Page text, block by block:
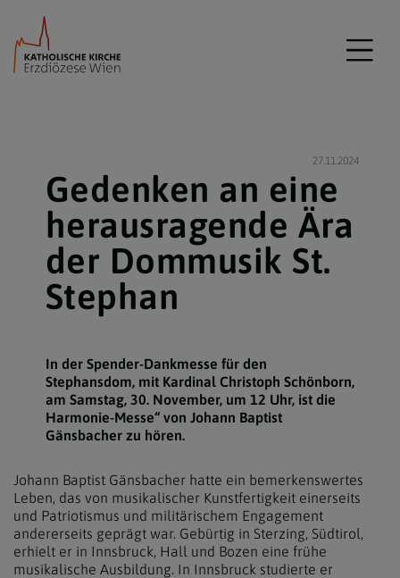
27.11.2024
Gedenken an eine
herausragende Ära
der Dommusik St.
Stephan
In der Spender-Dankmesse für den
Stephansdom, mit Kardinal Christoph Schönborn,
am Samstag, 30. November, um 12 Uhr, ist die
Harmonie-Messe“ von Johann Baptist
Gänsbacher zu hören.
Johann Baptist Gänsbacher hatte ein bemerkenswertes
Leben, das von musikalischer Kunstfertigkeit einerseits
und Patriotismus und militärischem Engagement
andererseits geprägt war. Gebürtig in Sterzing, Südtirol,
erhielt er in Innsbruck, Hall und Bozen eine frühe
musikalische Ausbildung. In Innsbruck studierte er